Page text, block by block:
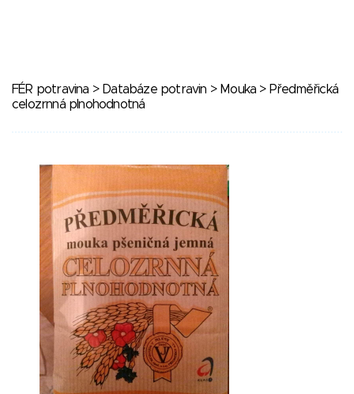
FÉR potravina > Databáze potravin > Mouka > Předměřická
celozrnná plnohodnotná